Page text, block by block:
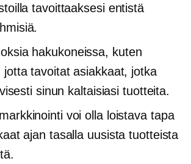
tavoittaaksesi entistä
hakukoneissa, kuten
jotta tavoitat asiakkaat, jotka
sinun kaltaisiasi tuotteita.
voi olla loistava tapa
ajan tasalla uusista tuotteista